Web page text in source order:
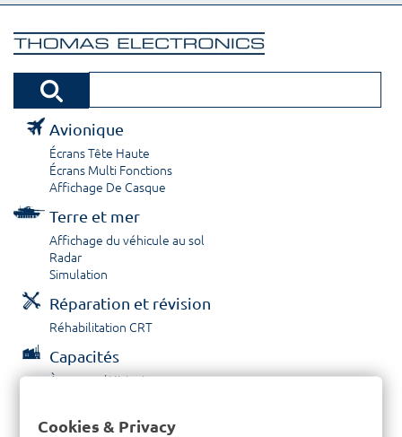
Avionique
Écrans Tête Haute
Écrans Multi Fonctions
Affichage De Casque
Terre et mer
Affichage du véhicule au sol
Radar
Simulation
Réparation et révision
Réhabilitation CRT
Capacités
À propos / Historique
Cookies & Privacy